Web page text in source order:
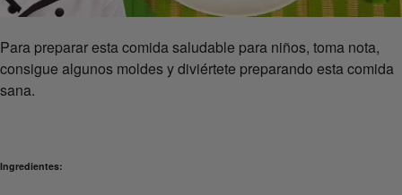
Para preparar esta comida saludable para niños, toma nota,
consigue algunos moldes y diviértete preparando esta comida
sana.
Ingredientes: